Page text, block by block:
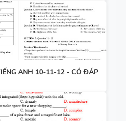
ANH 10-11-12 - CÓ ĐÁP